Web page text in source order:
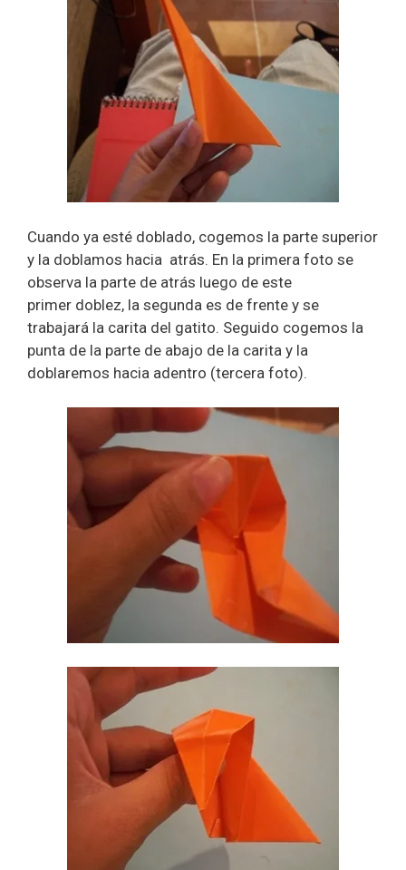
Cuando ya esté doblado, cogemos la parte superior
y la doblamos hacia atrás. En la primera foto se
observa la parte de atrás luego de este
primer doblez, la segunda es de frente y se
trabajará la carita del gatito. Seguido cogemos la
punta de la parte de abajo de la carita y la
doblaremos hacia adentro (tercera foto).